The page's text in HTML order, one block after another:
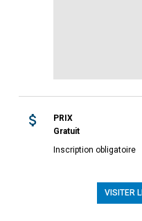
PRIX
Gratuit
Inscription obligatoire
VISITER